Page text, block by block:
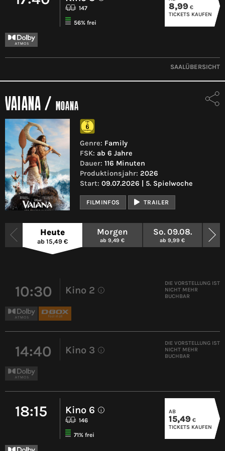
147
56% frei
8,99 €
TICKETS KAUFEN
SAALÜBERSICHT
VAIANA / MOANA
Genre: Family
FSK: ab 6 Jahre
Dauer: 116 Minuten
Produktionsjahr: 2026
Start: 09.07.2026 | 5. Spielwoche
FILMINFOS TRAILER
Heute
ab 15,49 €
Morgen
ab 9,49 €
So. 09.08.
ab 9,99 €
10:30 Kino 2 i
DIE VORSTELLUNG IST
NICHT MEHR
BUCHBAR
14:40 Kino 3 i
DIE VORSTELLUNG IST
NICHT MEHR
BUCHBAR
18:15 Kino 6 i
146
71% frei
AB
15,49 €
TICKETS KAUFEN